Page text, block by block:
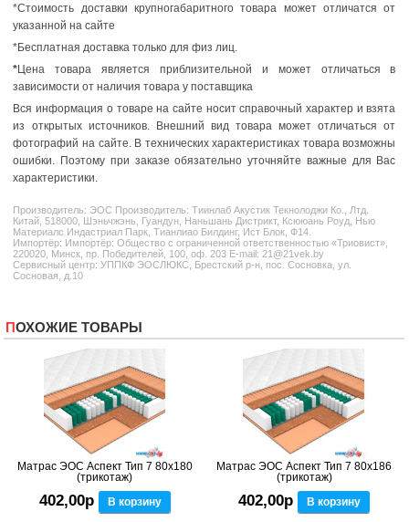
*Стоимость доставки крупногабаритного товара может отличатся от
указанной на сайте
*Бесплатная доставка только для физ лиц.
*Цена товара является приблизительной и может отличаться в
зависимости от наличия товара у поставщика
Вся информация о товаре на сайте носит справочный характер и взята
из открытых источников. Внешний вид товара может отличаться от
фотографий на сайте. В технических характеристиках товара возможны
ошибки. Поэтому при заказе обязательно уточняйте важные для Вас
характеристики.
Производитель: ЭОС Производитель: Тиинлаб Акустик Текнолоджи Ко., Лтд.
Китай, 518000, Шэньчжэнь, Гуандун, Наньшань Дистрикт, Ксююань Роуд, Нью
Материалс Индастриал Парк, Тианлиао Билдинг, Ист Блок, Ф14.
Импортёр: Импортёр: Общество с ограниченной ответственностью «Триовист»,
220020, Минск, пр. Победителей, 100, оф. 203 E-mail: 21@21vek.by
Сервисный центр: УППКФ ЭОСЛЮКС, Брестский р-н, пос. Сосновка, ул.
Сосновая, д.10
ПОХОЖИЕ ТОВАРЫ
Матрас ЭОС Аспект Тип 7 80x180
(трикотаж)
402,00р В корзину
Матрас ЭОС Аспект Тип 7 80x186
(трикотаж)
402,00р В корзину